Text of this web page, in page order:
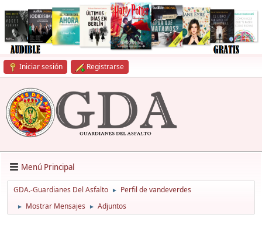
Iniciar sesión Registrarse
Menú Principal
GDA.-Guardianes Del Asfalto ► Perfil de vandeverdes
► Mostrar Mensajes ► Adjuntos